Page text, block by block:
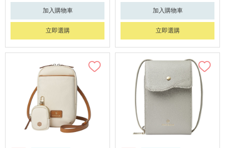
加入購物車
立即選購
加入購物車
立即選購